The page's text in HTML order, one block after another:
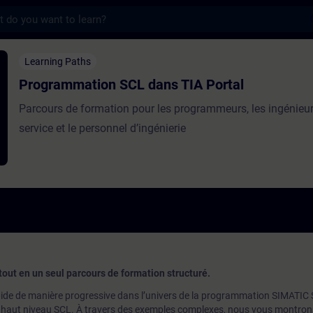
SCL dans TIA Portal - Training -
Learning Paths
Programmation SCL dans TIA Portal
Parcours de formation pour les programmeurs, les
service et le personnel d’ingénierie
en un seul parcours de formation structuré.
de manière progressive dans l’univers de la programmation SIMATIC
niveau SCL. À travers des exemples complexes, nous vous